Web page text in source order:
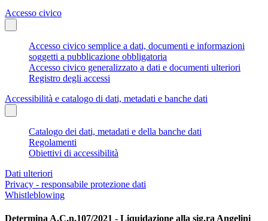
Accesso civico
Accesso civico semplice a dati, documenti e informazioni
soggetti a pubblicazione obbligatoria
Accesso civico generalizzato a dati e documenti ulteriori
Registro degli accessi
Accessibilità e catalogo di dati, metadati e banche dati
Catalogo dei dati, metadati e della banche dati
Regolamenti
Obiettivi di accessibilità
Dati ulteriori
Privacy - responsabile protezione dati
Whistleblowing
Determina A.C.n.107/2021 - Liquidazione alla sig.ra Angelini